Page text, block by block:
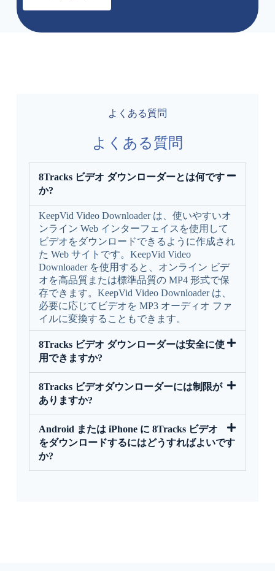
よくある質問
よくある質問
8Tracks ビデオ ダウンローダーとは何です
か?
KeepVid Video Downloader は、使いやすいオ
ンライン Web インターフェイスを使用して
ビデオをダウンロードできるように作成され
た Web サイトです。KeepVid Video
Downloader を使用すると、オンライン ビデ
オを高品質または標準品質の MP4 形式で保
存できます。KeepVid Video Downloader は、
必要に応じてビデオを MP3 オーディオ ファ
イルに変換することもできます。
8Tracks ビデオ ダウンローダーは安全に使
用できますか?
8Tracks ビデオダウンローダーには制限が
ありますか?
Android または iPhone に 8Tracks ビデオ
をダウンロードするにはどうすればよいです
か?